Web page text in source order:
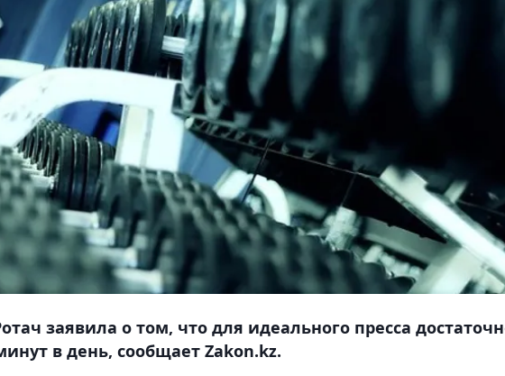
заявила о том, что для идеального пресса
в день, сообщает Zakon.kz.